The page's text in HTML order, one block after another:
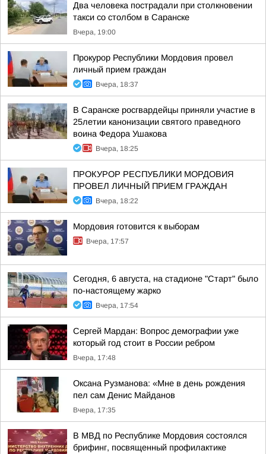
Два человека пострадали при столкновении
такси со столбом в Саранске
Вчера, 19:00
Прокурор Республики Мордовия провел
личный прием граждан
Вчера, 18:37
В Саранске росгвардейцы приняли участие в
25летии канонизации святого праведного
воина Федора Ушакова
Вчера, 18:25
ПРОКУРОР РЕСПУБЛИКИ МОРДОВИЯ
ПРОВЕЛ ЛИЧНЫЙ ПРИЕМ ГРАЖДАН
Вчера, 18:22
Мордовия готовится к выборам
Вчера, 17:57
Сегодня, 6 августа, на стадионе "Старт" было
по-настоящему жарко
Вчера, 17:54
Сергей Мардан: Вопрос демографии уже
который год стоит в России ребром
Вчера, 17:48
Оксана Рузманова: «Мне в день рождения
пел сам Денис Майданов
Вчера, 17:35
В МВД по Республике Мордовия состоялся
брифинг, посвященный профилактике